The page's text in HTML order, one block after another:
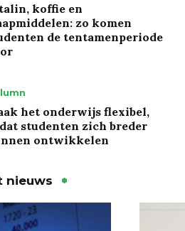
koffie en
zo komen
de tentamenperiode
het onderwijs flexibel,
studenten zich breder
ontwikkelen
nieuws